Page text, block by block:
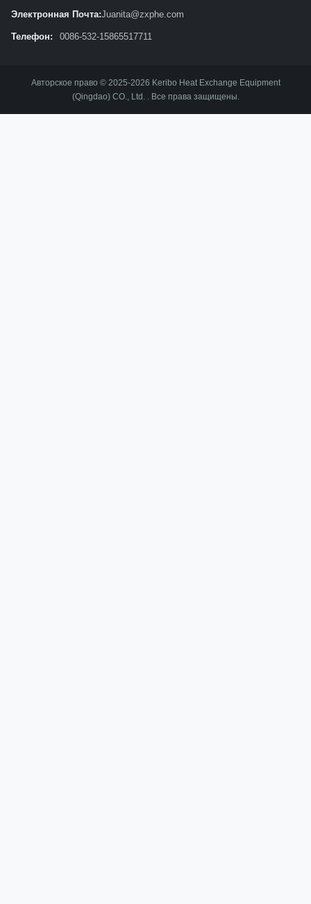
Электронная Почта:Juanita@zxphe.com
Телефон: 0086-532-15865517711
Авторское право © 2025-2026 Keribo Heat Exchange Equipment
(Qingdao) CO., Ltd. . Все права защищены.